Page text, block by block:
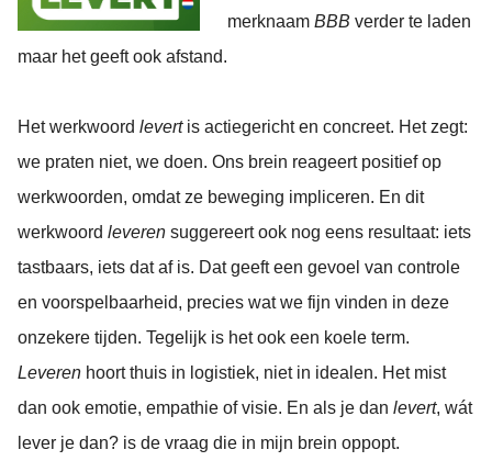
merknaamBBBverder te laden
maar het geeft ook afstand.
Het werkwoord levertis actiegericht en concreet. Het zegt:
we praten niet, we doen. Ons brein reageert positief op
werkwoorden, omdat ze beweging impliceren. En dit
werkwoord leveren suggereert ook nog eens resultaat: iets
tastbaars, iets dat af is. Dat geeft een gevoel van controle
en voorspelbaarheid, precies wat we fijn vinden in deze
onzekere tijden. Tegelijk is het ook een koele term.
Leveren hoort thuis in logistiek, niet in idealen. Het mist
dan ook emotie, empathie of visie. En als je dan levert, wát
lever je dan? is de vraag die in mijn brein oppopt.